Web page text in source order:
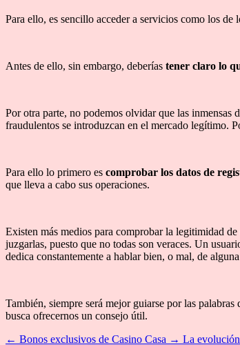
Para ello, es sencillo acceder a servicios como los de
Antes de ello, sin embargo, deberías tener claro lo
Por otra parte, no podemos olvidar que las inmensas
fraudulentos se introduzcan en el mercado legítimo.
Para ello lo primero es comprobar los datos de
que lleva a cabo sus operaciones.
Existen más medios para comprobar la legitimidad
juzgarlas, puesto que no todas son veraces. Un
dedica constantemente a hablar bien, o mal, de
También, siempre será mejor guiarse por las
busca ofrecernos un consejo útil.
← Bonos exclusivos de Casino Casa → La